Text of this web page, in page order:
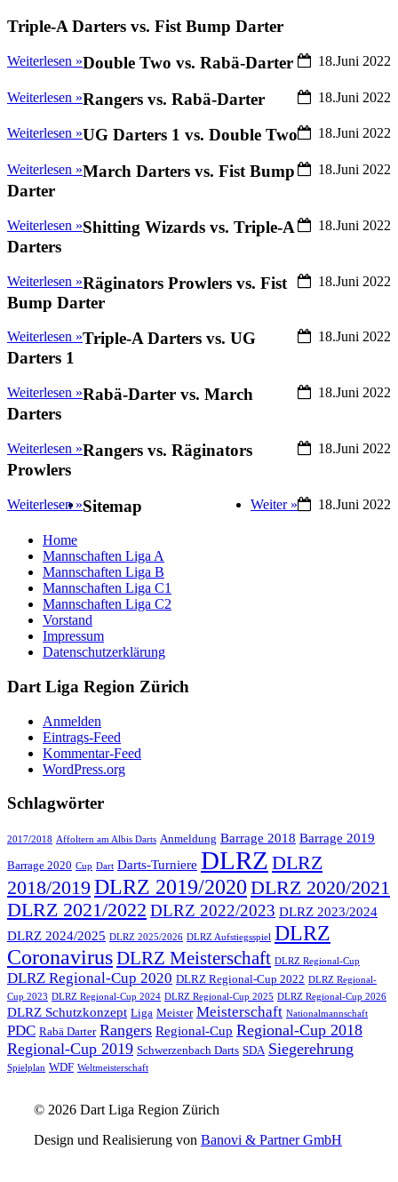
Triple-A Darters vs. Fist Bump Darter
Weiterlesen » 18.Juni 2022
Double Two vs. Rabä-Darter
Weiterlesen » 18.Juni 2022
Rangers vs. Rabä-Darter
Weiterlesen » 18.Juni 2022
UG Darters 1 vs. Double Two
Weiterlesen » 18.Juni 2022
March Darters vs. Fist Bump
Darter
Weiterlesen » 18.Juni 2022
Shitting Wizards vs. Triple-A
Darters
Weiterlesen » 18.Juni 2022
Räginators Prowlers vs. Fist
Bump Darter
Weiterlesen » 18.Juni 2022
Triple-A Darters vs. UG
Darters 1
Weiterlesen » 18.Juni 2022
Rabä-Darter vs. March
Darters
Weiterlesen » 18.Juni 2022
Rangers vs. Räginators
Prowlers
Weiterlesen » 18.Juni 2022
Weiter »
Sitemap
Home
Mannschaften Liga A
Mannschaften Liga B
Mannschaften Liga C1
Mannschaften Liga C2
Vorstand
Impressum
Datenschutzerklärung
Dart Liga Region Zürich
Anmelden
Eintrags-Feed
Kommentar-Feed
WordPress.org
Schlagwörter
2017/2018 Affoltern am Albis Darts Anmeldung Barrage 2018 Barrage 2019
Barrage 2020 Cup Dart Darts-Turniere DLRZ DLRZ
2018/2019 DLRZ 2019/2020 DLRZ 2020/2021
DLRZ 2021/2022 DLRZ 2022/2023 DLRZ 2023/2024
DLRZ 2024/2025 DLRZ 2025/2026 DLRZ Aufstiegsspiel DLRZ
CoronavirusDLRZ Meisterschaft DLRZ Regional-Cup
DLRZ Regional-Cup 2020 DLRZ Regional-Cup 2022 DLRZ Regional-
Cup 2023 DLRZ Regional-Cup 2024 DLRZ Regional-Cup 2025 DLRZ Regional-Cup 2026
DLRZ Schutzkonzept Liga Meister Meisterschaft Nationalmannschaft
PDC Rabä Darter Rangers Regional-Cup Regional-Cup 2018
Regional-Cup 2019 Schwerzenbach Darts SDA Siegerehrung
Spielplan WDF Weltmeisterschaft
© 2026 Dart Liga Region Zürich
Design und Realisierung von Banovi & Partner GmbH